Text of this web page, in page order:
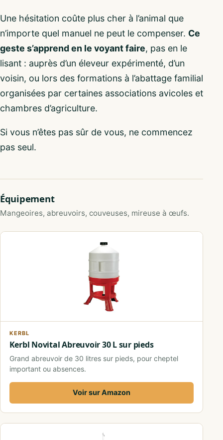
Une hésitation coûte plus cher à l’animal que
n’importe quel manuel ne peut le compenser. Ce
geste s’apprend en le voyant faire, pas en le
lisant : auprès d’un éleveur expérimenté, d’un
voisin, ou lors des formations à l’abattage familial
organisées par certaines associations avicoles et
chambres d’agriculture.
Si vous n’êtes pas sûr de vous, ne commencez
pas seul.
Équipement
Mangeoires, abreuvoirs, couveuses, mireuse à œufs.
KERBL
Kerbl Novital Abreuvoir 30 L sur pieds
Grand abreuvoir de 30 litres sur pieds, pour cheptel
important ou absences.
Voir sur Amazon